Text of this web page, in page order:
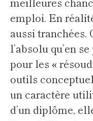
emploi. En
aussi tranchées.
l’absolu qu’en
pour les «
outils
un caractère
d’un diplôme,